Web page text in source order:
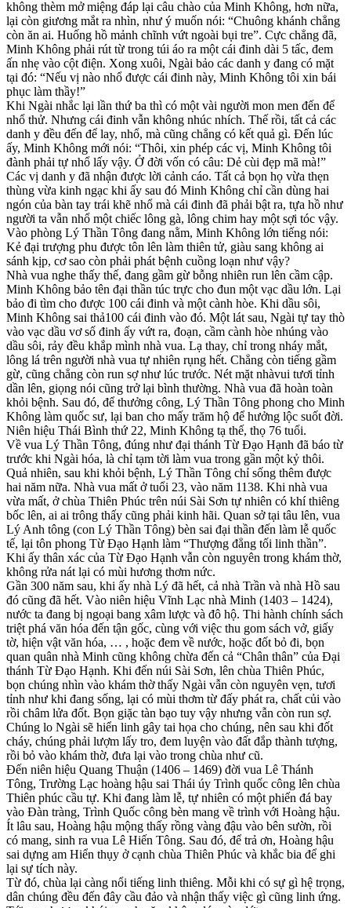
không thèm mở miệng đáp lại câu chào của Minh Không, hơn nữa,
lại còn giương mắt ra nhìn, như ý muốn nói: “Chuông khánh chẳng
còn ăn ai. Huống hồ mảnh chĩnh vứt ngoài bụi tre”. Cực chẳng đã,
Minh Không phải rút từ trong túi áo ra một cái đinh dài 5 tấc, đem
ấn nhẹ vào cột điện. Xong xuôi, Ngài bảo các danh y đang có mặt
tại đó: “Nếu vị nào nhổ được cái đinh này, Minh Không tôi xin bái
phục làm thầy!”
Khi Ngài nhắc lại lần thứ ba thì có một vài người mon men đến để
nhổ thử. Nhưng cái đinh vẫn không nhúc nhích. Thế rồi, tất cả các
danh y đều đến để lay, nhổ, mà cũng chẳng có kết quả gì. Đến lúc
ấy, Minh Không mới nói: “Thôi, xin phép các vị, Minh Không tôi
đành phải tự nhổ lấy vậy. Ở đời vốn có câu: Dẻ cùi đẹp mã mà!”
Các vị danh y đã nhận được lời cảnh cáo. Tất cả bọn họ vừa thẹn
thùng vừa kinh ngạc khi ấy sau đó Minh Không chỉ cần dùng hai
ngón của bàn tay trái khẽ nhổ mà cái đinh đã phải bật ra, tựa hồ như
người ta vẫn nhổ một chiếc lông gà, lông chim hay một sợi tóc vậy.
Vào phòng Lý Thần Tông đang nằm, Minh Không lớn tiếng nói:
Kẻ đại trượng phu được tôn lên làm thiên tử, giàu sang không ai
sánh kịp, cơ sao còn phải phát bệnh cuồng loạn như vậy?
Nhà vua nghe thấy thế, đang gầm gừ bỗng nhiên run lên cầm cập.
Minh Không bảo tên đại thần túc trực cho đun một vạc dầu lớn. Lại
bảo đi tìm cho được 100 cái đinh và một cành hòe. Khi dầu sôi,
Minh Không sai thả100 cái đinh vào đó. Một lát sau, Ngài tự tay thò
vào vạc dầu vơ số đinh ấy vứt ra, đoạn, cầm cành hòe nhúng vào
dầu sôi, rảy đều khắp mình nhà vua. Lạ thay, chỉ trong nháy mắt,
lông lá trên người nhà vua tự nhiên rụng hết. Chẳng còn tiếng gầm
gừ, cũng chẳng còn run sợ như lúc trước. Nét mặt nhàvui tươi tỉnh
dần lên, giọng nói cũng trở lại bình thường. Nhà vua đã hoàn toàn
khỏi bệnh. Sau đó, để thưởng công, Lý Thần Tông phong cho Minh
Không làm quốc sư, lại ban cho mấy trăm hộ để hưởng lộc suốt đời.
Niên hiệu Thái Bình thứ 22, Minh Không tạ thế, thọ 76 tuổi.
Về vua Lý Thần Tông, đúng như đại thánh Từ Đạo Hạnh đã báo từ
trước khi Ngài hóa, là chỉ tạm tời làm vua trong gần một kỷ thôi.
Quả nhiên, sau khi khỏi bệnh, Lý Thần Tông chỉ sống thêm được
hai năm nữa. Nhà vua mất ở tuổi 23, vào năm 1138. Khi nhà vua
vừa mất, ở chùa Thiên Phúc trên núi Sài Sơn tự nhiên có khí thiêng
bốc lên, ai ai trông thấy cũng phải kinh hãi. Quan sở tại tâu lên, vua
Lý Anh tông (con Lý Thần Tông) bèn sai đại thần đến làm lễ quốc
tế, lại tôn phong Từ Đạo Hạnh làm “Thượng đẳng tối linh thần”.
Khi ấy thân xác của Từ Đạo Hạnh vẫn còn nguyên trong khám thờ,
không rửa nát lại có mùi hương thơm nức.
Gần 300 năm sau, khi ấy nhà Lý đã hết, cả nhà Trần và nhà Hồ sau
đó cũng đã hết. Vào niên hiệu Vĩnh Lạc nhà Minh (1403 – 1424),
nước ta đang bị ngoại bang xâm lược và đô hộ. Thi hành chính sách
triệt phá văn hóa đến tận gốc, cùng với việc thu gom sách vở, giấy
tờ, hiện vật văn hóa, … , hoặc đem về nước, hoặc đốt bỏ đi, bọn
quan quân nhà Minh cũng không chừa đến cả “Chân thân” của Đại
thánh Từ Đạo Hạnh. Khi đến núi Sài Sơn, lên chùa Thiên Phúc,
bọn chúng nhìn vào khám thờ thấy Ngài vẫn còn nguyên vẹn, tươi
tỉnh như khi đang sống, lại có mùi thơm từ đấy phát ra, chất củi vào
rồi châm lửa đốt. Bọn giặc tàn bạo tuy vậy nhưng vẫn còn run sợ.
Chúng lo Ngài sẽ hiển linh gây tai họa cho chúng, nên sau khi đốt
cháy, chúng phải lượm lấy tro, đem luyện vào đất đắp thành tượng,
rồi bỏ vào khám thờ, đưa lại vào trong chùa như cũ.
Đến niên hiệu Quang Thuận (1406 – 1469) đời vua Lê Thánh
Tông, Trường Lạc hoàng hậu sai Thái úy Trình quốc công lên chùa
Thiên phúc cầu tự. Khi đang làm lễ, tự nhiên có một phiến đá bay
vào Đàn tràng, Trình Quốc công bèn mang về trình với Hoàng hậu.
Ít lâu sau, Hoàng hậu mộng thấy rồng vàng đậu vào bên sườn, rồi
có mang, sinh ra vua Lê Hiến Tông. Sau đó, để trả ơn, Hoàng hậu
sai dựng am Hiển thụy ở cạnh chùa Thiên Phúc và khắc bia để ghi
lại sự tích này.
Từ đó, chùa lại càng nổi tiếng linh thiêng. Mỗi khi có sự gì hệ trọng,
dân chúng đều đến đây cầu đảo và nhận thấy việc gì cũng linh ứng.